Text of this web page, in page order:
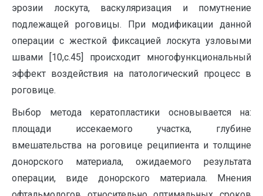
эрозии лоскута, васкуляризация и помутнение
подлежащей роговицы. При модификации данной
операции с жесткой фиксацией лоскута узловыми
швами [10,с.45] происходит многофункциональный
эффект воздействия на патологический процесс в
роговице.
Выбор метода кератопластики основывается на:
площади иссекаемого участка, глубине
вмешательства на роговице реципиента и толщине
донорского материала, ожидаемого результата
операции, виде донорского материала. Мнения